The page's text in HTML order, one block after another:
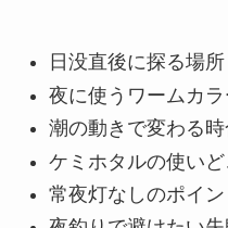
日没直後に探る場所
夜に使うワームカラ
潮の動きで変わる
ケミホタルの使いど
常夜灯なしのポイン